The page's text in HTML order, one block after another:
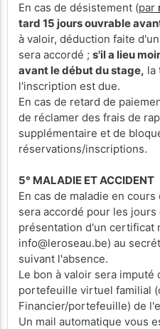
En cas de désistement (par
tard 15 jours ouvrable
à valoir, déduction faite
sera accordé ; s'il a lieu
avant le début du stage, la
l'inscription est due.
En cas de retard de
de réclamer des frais de
supplémentaire et de
réservations/inscriptions.
5° MALADIE ET ACCIDENT
En cas de maladie en
sera accordé pour les
présentation d'un certificat
info@leroseau.be) au
suivant l'absence.
Le bon à valoir sera
portefeuille virtuel familial
Financier/portefeuille) de
Un mail automatique vous